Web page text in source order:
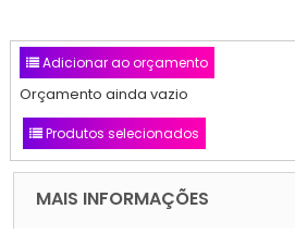
Adicionar ao orçamento
Orçamento ainda vazio
Produtos selecionados
MAIS INFORMAÇÕES